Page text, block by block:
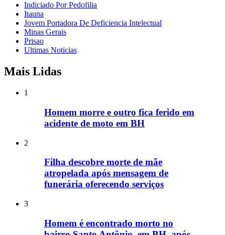
Indiciado Por Pedofilia
Itauna
Jovem Portadora De Deficiencia Intelectual
Minas Gerais
Prisao
Ultimas Noticias
Mais Lidas
1
Homem morre e outro fica ferido em
acidente de moto em BH
2
Filha descobre morte de mãe
atropelada após mensagem de
funerária oferecendo serviços
3
Homem é encontrado morto no